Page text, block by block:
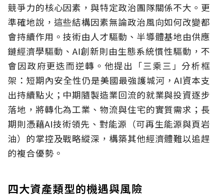
競爭力的核心因素，與特定政治團隊關係不大。更
準確地說，這些結構因素無論政治風向如何改變都
會持續作用。技術由人才驅動、半導體基地由供應
鏈經濟學驅動、AI創新則由生態系統慣性驅動，不
會因政府更迭而逆轉。他提出「三乘三」分析框
架：短期內安全性仍是美國最強護城河，AI資本支
出持續點火；中期隨製造業回流的就業與投資逐步
落地，將轉化為工業、物流與住宅的實質需求；長
期則憑藉AI技術領先、對能源（可再生能源與頁岩
油）的掌控及戰略縱深，構築其他經濟體難以追趕
的複合優勢。
四大資產類型的機遇與風險